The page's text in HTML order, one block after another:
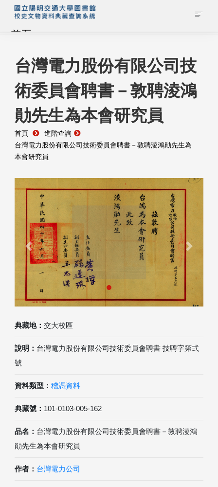
首頁
藏品查詢
校史館簡介
藏品清單全覽
資料調閱申請
台灣電力股份有限公司技
術委員會聘書－敦聘淩鴻
勛先生為本會研究員
首頁
進階查詢
台灣電力股份有限公司技術委員會聘書－敦聘淩鴻勛先生為
本會研究員
典藏地： 交大校區
說明： 台灣電力股份有限公司技術委員會聘書 技聘字第弍
號
資料類型： 稽憑資料
典藏號： 101-0103-005-162
品名： 台灣電力股份有限公司技術委員會聘書－敦聘淩鴻
勛先生為本會研究員
作者： 台灣電力公司
Previous Next